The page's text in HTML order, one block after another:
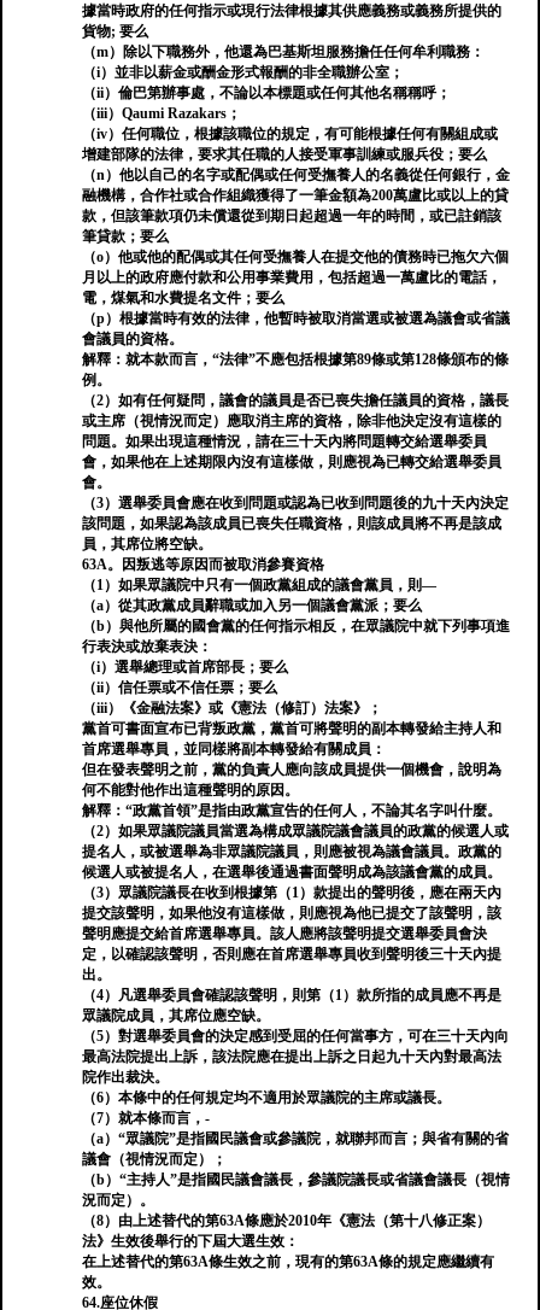
據當時政府的任何指示或現行法律根據其供應義務或義務所提供的
貨物; 要么
（m）除以下職務外，他還為巴基斯坦服務擔任任何牟利職務：
（i）並非以薪金或酬金形式報酬的非全職辦公室；
（ii）倫巴第辦事處，不論以本標題或任何其他名稱稱呼；
（iii）Qaumi Razakars；
（iv）任何職位，根據該職位的規定，有可能根據任何有關組成或
增建部隊的法律，要求其任職的人接受軍事訓練或服兵役；要么
（n）他以自己的名字或配偶或任何受撫養人的名義從任何銀行，金
融機構，合作社或合作組織獲得了一筆金額為200萬盧比或以上的貸
款，但該筆款項仍未償還從到期日起超過一年的時間，或已註銷該
筆貸款；要么
（o）他或他的配偶或其任何受撫養人在提交他的債務時已拖欠六個
月以上的政府應付款和公用事業費用，包括超過一萬盧比的電話，
電，煤氣和水費提名文件；要么
（p）根據當時有效的法律，他暫時被取消當選或被選為議會或省議
會議員的資格。
解釋：就本款而言，“法律”不應包括根據第89條或第128條頒布的條
例。
（2）如有任何疑問，議會的議員是否已喪失擔任議員的資格，議長
或主席（視情況而定）應取消主席的資格，除非他決定沒有這樣的
問題。如果出現這種情況，請在三十天內將問題轉交給選舉委員
會，如果他在上述期限內沒有這樣做，則應視為已轉交給選舉委員
會。
（3）選舉委員會應在收到問題或認為已收到問題後的九十天內決定
該問題，如果認為該成員已喪失任職資格，則該成員將不再是該成
員，其席位將空缺。
63A。因叛逃等原因而被取消參賽資格
（1）如果眾議院中只有一個政黨組成的議會黨員，則—
（a）從其政黨成員辭職或加入另一個議會黨派；要么
（b）與他所屬的國會黨的任何指示相反，在眾議院中就下列事項進
行表決或放棄表決：
（i）選舉總理或首席部長；要么
（ii）信任票或不信任票；要么
（iii）《金融法案》或《憲法（修訂）法案》；
黨首可書面宣布已背叛政黨，黨首可將聲明的副本轉發給主持人和
首席選舉專員，並同樣將副本轉發給有關成員：
但在發表聲明之前，黨的負責人應向該成員提供一個機會，說明為
何不能對他作出這種聲明的原因。
解釋：“政黨首領”是指由政黨宣告的任何人，不論其名字叫什麼。
（2）如果眾議院議員當選為構成眾議院議會議員的政黨的候選人或
提名人，或被選舉為非眾議院議員，則應被視為議會議員。政黨的
候選人或被提名人，在選舉後通過書面聲明成為該議會黨的成員。
（3）眾議院議長在收到根據第（1）款提出的聲明後，應在兩天內
提交該聲明，如果他沒有這樣做，則應視為他已提交了該聲明，該
聲明應提交給首席選舉專員。該人應將該聲明提交選舉委員會決
定，以確認該聲明，否則應在首席選舉專員收到聲明後三十天內提
出。
（4）凡選舉委員會確認該聲明，則第（1）款所指的成員應不再是
眾議院成員，其席位應空缺。
（5）對選舉委員會的決定感到受屈的任何當事方，可在三十天內向
最高法院提出上訴，該法院應在提出上訴之日起九十天內對最高法
院作出裁決。
（6）本條中的任何規定均不適用於眾議院的主席或議長。
（7）就本條而言，-
（a）“眾議院”是指國民議會或參議院，就聯邦而言；與省有關的省
議會（視情況而定）；
（b）“主持人”是指國民議會議長，參議院議長或省議會議長（視情
況而定）。
（8）由上述替代的第63A條應於2010年《憲法（第十八修正案）
法》生效後舉行的下屆大選生效：
在上述替代的第63A條生效之前，現有的第63A條的規定應繼續有
效。
64.座位休假